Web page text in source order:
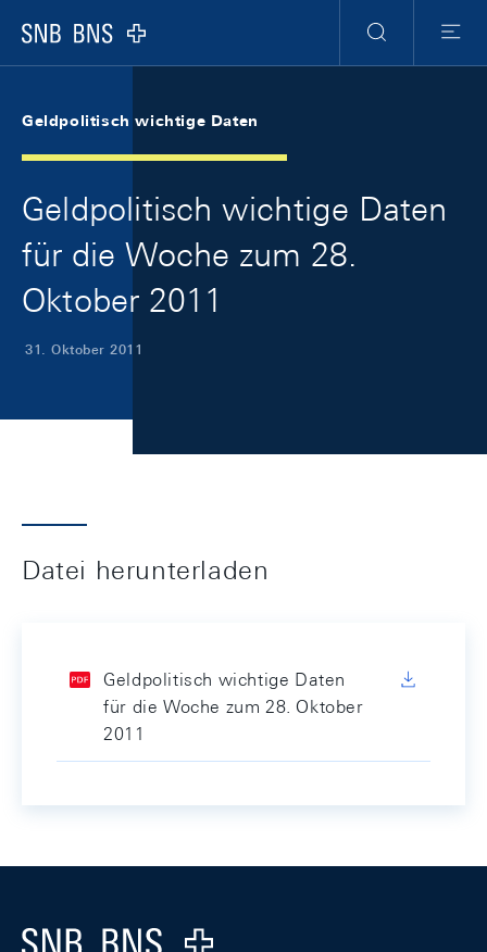
Logo
Suche
Menu
Geldpolitisch wichtige Daten
Geldpolitisch wichtige Daten
für die Woche zum 28.
Oktober 2011
31. Oktober 2011
Datei herunterladen
Geldpolitisch wichtige Daten
für die Woche zum 28. Oktober
2011
Logo